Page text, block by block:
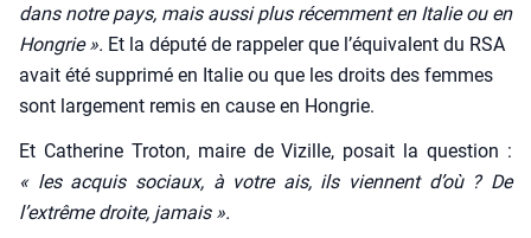
dans notre pays, mais aus­si plus récem­ment en Ita­lie ou en
Hon­grie ». Et la dépu­té de rap­pe­ler que l’équivalent du RSA
avait été sup­pri­mé en Ita­lie ou que les droits des femmes
sont lar­ge­ment remis en cause en Hon­grie.
Et Cathe­rine Tro­ton, maire de Vizille, posait la ques­tion :
« les acquis sociaux, à votre ais, ils viennent d’où ? De
l’extrême droite, jamais ».